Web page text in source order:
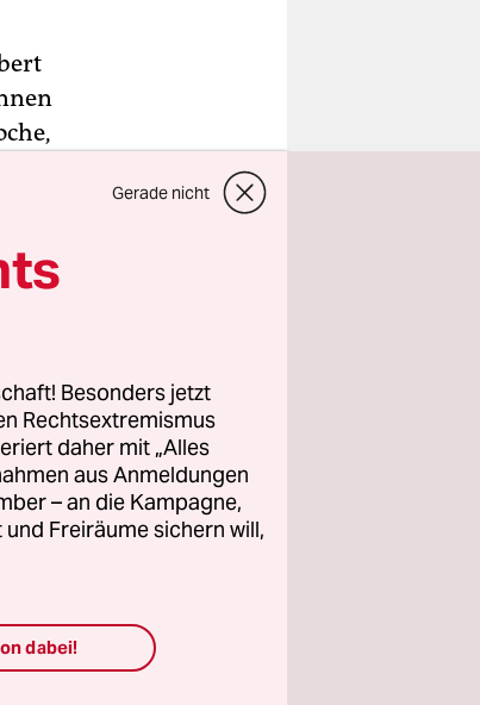
Gerade nicht
Besonders jetzt
Rechtsextremismus
daher mit „Alles
aus Anmeldungen
– an die Kampagne,
Freiräume sichern will,
dabei!